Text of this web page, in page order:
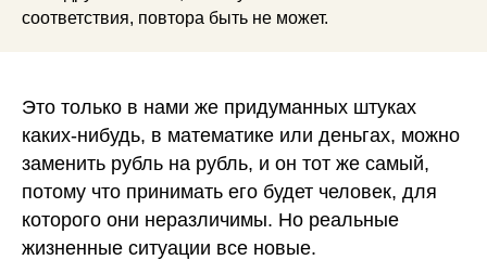
соответствия, повтора быть не может.
Это только в нами же придуманных штуках
каких-нибудь, в математике или деньгах, можно
заменить рубль на рубль, и он тот же самый,
потому что принимать его будет человек, для
которого они неразличимы. Но реальные
жизненные ситуации все новые.